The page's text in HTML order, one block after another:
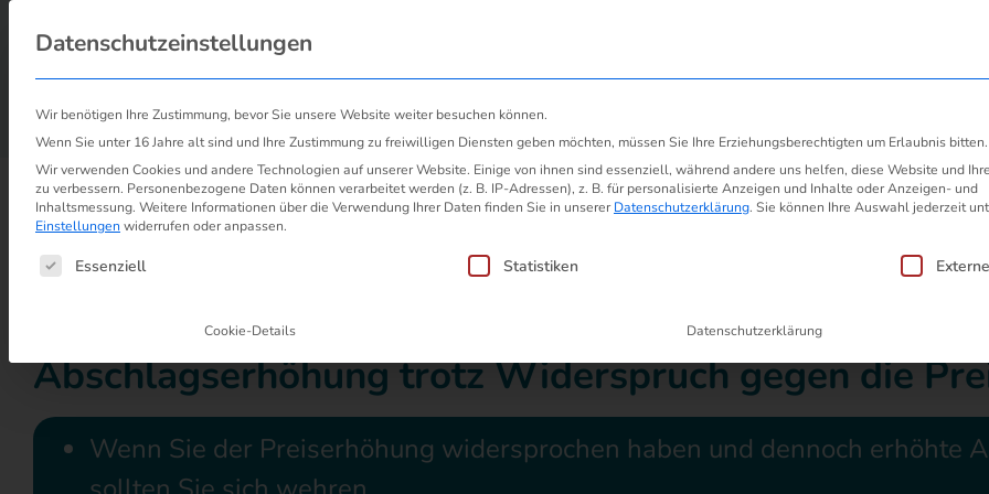
Über uns
Start / Musterschreiben /Musterschreiben I: Abschlagserhöhung | Widerspruch & Ankündigung Umstellung der Zahlung
Musterschreiben I: Abschlagserhöhung |
Ankündigung Umstellung der Zahlung
Abschlagserhöhung trotz Widerspruch gegen die
Wenn Sie der Preiserhöhung widersprochen haben und dennoch erhöhte
Datenschutzeinstellungen
Wir benötigen Ihre Zustimmung, bevor Sie unsere Website weiter besuchen können.
Wenn Sie unter 16 Jahre alt sind und Ihre Zustimmung zu freiwilligen Diensten geben möchten, müssen Sie Ihre Erziehungsberechtigten um Erlaubnis bitten.
Wir verwenden Cookies und andere Technologien auf unserer Website. Einige von ihnen sind essenziell, während andere uns helfen, diese Website und
zu verbessern. Personenbezogene Daten können verarbeitet werden (z. B. IP-Adressen), z. B. für personalisierte Anzeigen und Inhalte oder Anzeigen- und
Inhaltsmessung. Weitere Informationen über die Verwendung Ihrer Daten finden Sie in unsererDatenschutzerklärung. Sie können Ihre Auswahl jederzeit
Einstellungen widerrufen oder anpassen.
Es folgt eine Liste der Service-Gruppen, für die eine Einwilligung erteilt
Essenziell Statistiken
Cookie-Details Datenschutzerklärung